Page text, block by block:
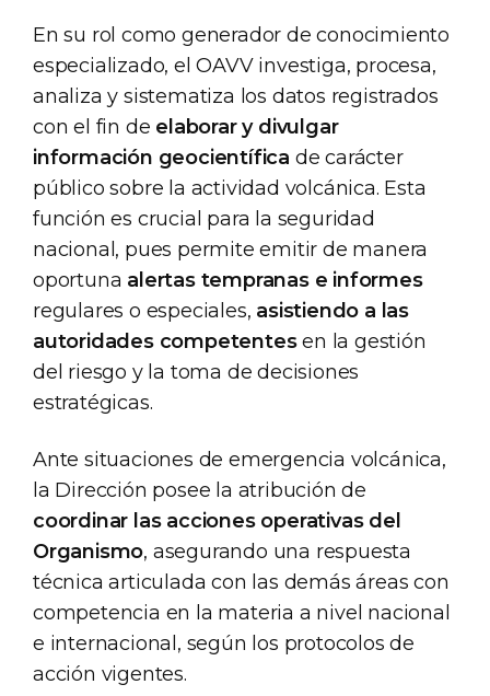
En su rol como generador de conocimiento
especializado, el OAVV investiga, procesa,
analiza y sistematiza los datos registrados
con el fin de elaborar y divulgar
información geocientífica de carácter
público sobre la actividad volcánica. Esta
función es crucial para la seguridad
nacional, pues permite emitir de manera
oportuna alertas tempranas e informes
regulares o especiales, asistiendo a las
autoridades competentesen la gestión
del riesgo y la toma de decisiones
estratégicas.
Ante situaciones de emergencia volcánica,
la Dirección posee la atribución de
coordinar las acciones operativas del
Organismo, asegurando una respuesta
técnica articulada con las demás áreas con
competencia en la materia a nivel nacional
e internacional, según los protocolos de
acción vigentes.